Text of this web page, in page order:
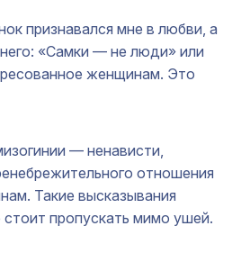
признавался мне в любви, а
«Самки — не люди» или
женщинам. Это
— ненависти,
отношения
Такие высказывания
пропускать мимо ушей.